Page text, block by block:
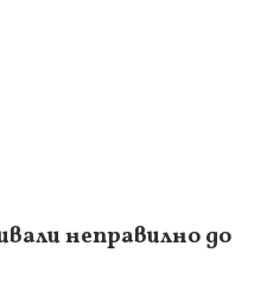
неправилно до